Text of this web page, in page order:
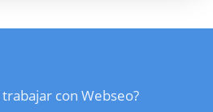
con Webseo?